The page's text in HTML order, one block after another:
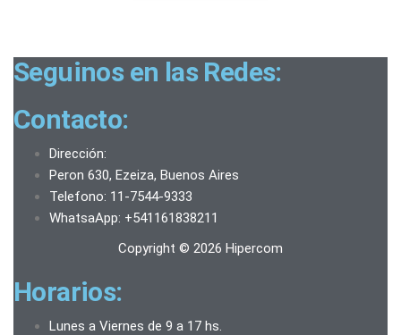
Seguinos en las Redes:
Contacto:
Dirección:
Peron 630, Ezeiza, Buenos Aires
Telefono: 11-7544-9333
WhatsaApp: +541161838211
Copyright © 2026 Hipercom
Horarios:
Lunes a Viernes de 9 a 17 hs.